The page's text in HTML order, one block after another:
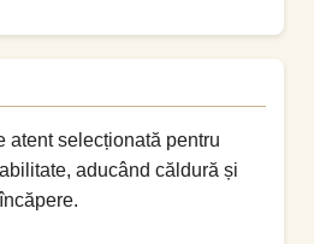
atent selecționată pentru
aducând căldură și